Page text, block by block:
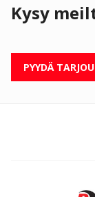
Kysy
PYYDÄ